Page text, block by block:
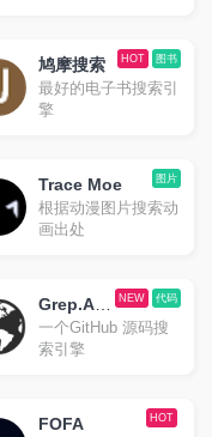
无广告、高质量的搜
索结果，让用户快速
直达所需信息
图书
HOT
鸠摩搜索
最好的电子书搜索引
擎
图片
Trace Moe
根据动漫图片搜索动
画出处
代码
NEW
Grep.Ap
p
一个GitHub 源码搜
索引擎
HOT
FOFA